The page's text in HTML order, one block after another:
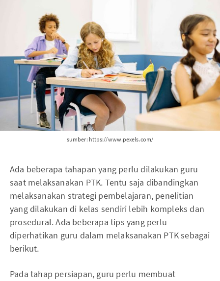
sumber: https://www.pexels.com/
Ada beberapa tahapan yang perlu dilakukan guru
saat melaksanakan PTK. Tentu saja dibandingkan
melaksanakan strategi pembelajaran, penelitian
yang dilakukan di kelas sendiri lebih kompleks dan
prosedural. Ada beberapa tips yang perlu
diperhatikan guru dalam melaksanakan PTK sebagai
berikut.
Pada tahap persiapan, guru perlu membuat